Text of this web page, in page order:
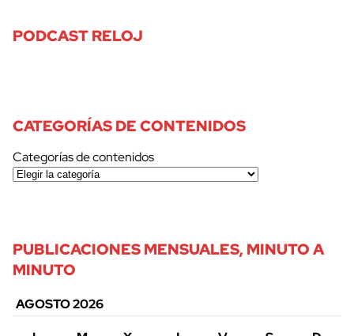
PODCAST RELOJ
CATEGORÍAS DE CONTENIDOS
Categorías de contenidos
PUBLICACIONES MENSUALES, MINUTO A
MINUTO
AGOSTO 2026